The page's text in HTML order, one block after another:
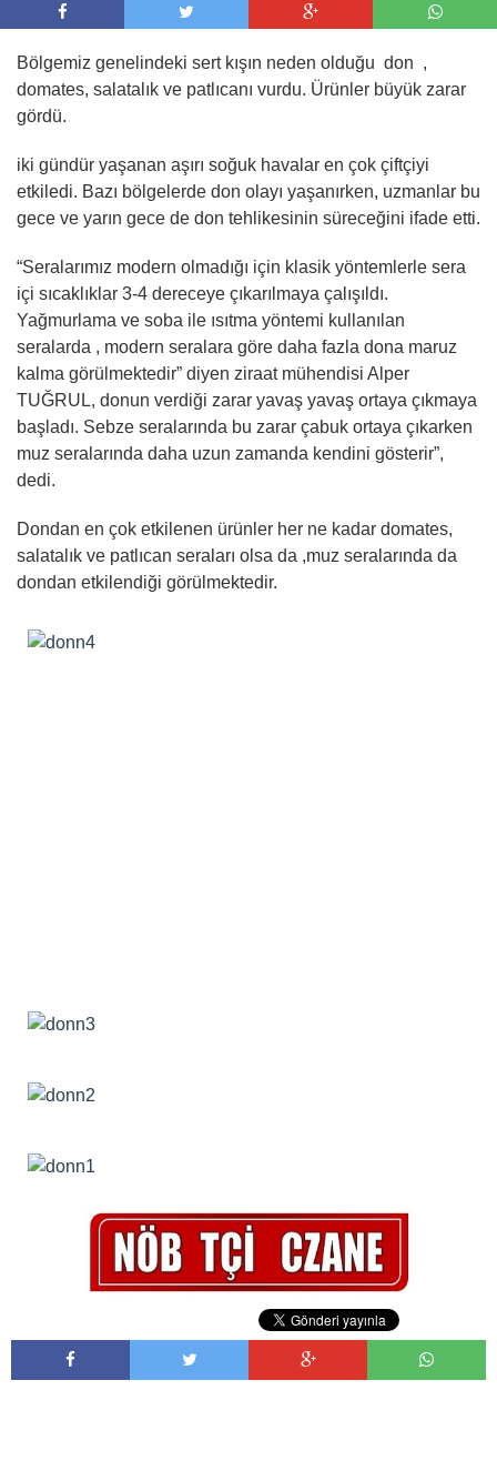
Bölgemiz genelindeki sert kışın neden olduğu don ,
domates, salatalık ve patlıcanı vurdu. Ürünler büyük zarar
gördü.
iki gündür yaşanan aşırı soğuk havalar en çok çiftçiyi
etkiledi. Bazı bölgelerde don olayı yaşanırken, uzmanlar bu
gece ve yarın gece de don tehlikesinin süreceğini ifade etti.
“Seralarımız modern olmadığı için klasik yöntemlerle sera
içi sıcaklıklar 3-4 dereceye çıkarılmaya çalışıldı.
Yağmurlama ve soba ile ısıtma yöntemi kullanılan
seralarda , modern seralara göre daha fazla dona maruz
kalma görülmektedir” diyen ziraat mühendisi Alper
TUĞRUL, donun verdiği zarar yavaş yavaş ortaya çıkmaya
başladı. Sebze seralarında bu zarar çabuk ortaya çıkarken
muz seralarında daha uzun zamanda kendini gösterir”,
dedi.
Dondan en çok etkilenen ürünler her ne kadar domates,
salatalık ve patlıcan seraları olsa da ,muz seralarında da
dondan etkilendiği görülmektedir.